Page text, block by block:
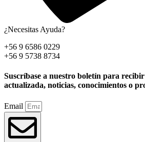
¿Necesitas Ayuda?
+56 9 6586 0229
+56 9 5738 8734
Suscríbase a nuestro boletín para
actualizada, noticias, conocimientos o
Email